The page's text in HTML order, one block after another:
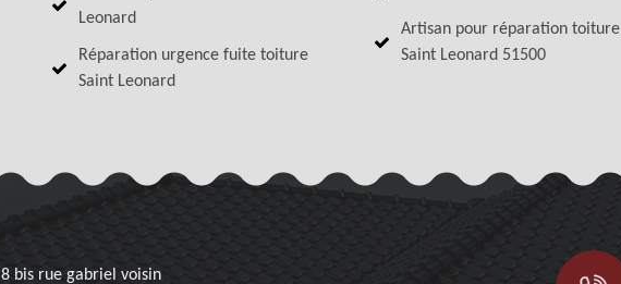
Leonard
Réparation urgence fuite toiture
Saint Leonard
Artisan pour réparation toiture
Saint Leonard 51500
8 bis rue gabriel voisin